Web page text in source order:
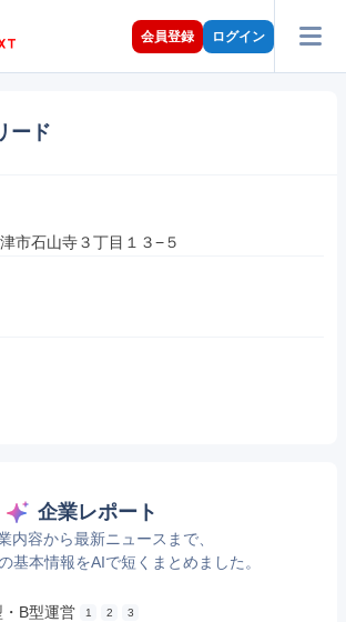
会員登録 ログイン
ード
市石山寺３丁目１３−５
企業レポート
内容から最新ニュースまで、
基本情報をAIで短くまとめました。
B型運営 1 2 3